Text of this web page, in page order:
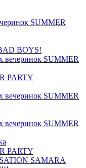
SUMMER
BOYS!
вечеринок SUMMER
PARTY
вечеринок SUMMER
вечеринок SUMMER
PARTY
SAMARA